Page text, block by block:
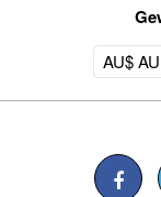
AU$